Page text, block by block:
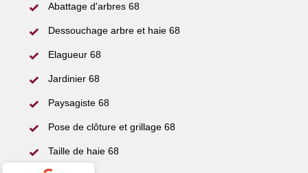
Abattage d'arbres 68
Dessouchage arbre et haie 68
Elagueur 68
Jardinier 68
Paysagiste 68
Pose de clôture et grillage 68
Taille de haie 68